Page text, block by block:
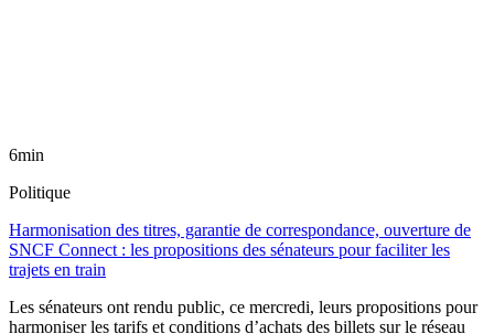
6min
Politique
Harmonisation des titres, garantie de correspondance, ouverture de
SNCF Connect : les propositions des sénateurs pour faciliter les
trajets en train
Les sénateurs ont rendu public, ce mercredi, leurs propositions pour
harmoniser les tarifs et conditions d’achats des billets sur le réseau